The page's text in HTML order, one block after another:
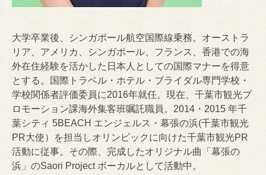
大学卒業後、シンガポール航空国際線乗務。オーストラ
リア、アメリカ、シンガポール、フランス、香港での海
外在住経験を活かした日本人としての国際マナーを得意
とする。国際トラベル・ホテル・ブライダル専門学校・
学校関係者評価委員に2016年就任。現在、千葉市観光プ
ロモーション課海外集客班嘱託職員。2014・2015 年千
葉シティ 5BEACH エンジェルス・幕張の浜(千葉市観光
PR大使）を担当しオリンピックに向けた千葉市観光PR
活動に従事。その際、完成したオリジナル曲「幕張の
浜」のSaori Project ボーカルとして活動中。